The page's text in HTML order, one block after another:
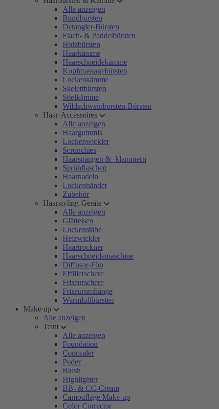
Alle anzeigen
Rundbürsten
Detangler-Bürsten
Flach- & Paddelbürsten
Holzbürsten
Haarkämme
Haarschneidekämme
Kopfmassagebürsten
Lockenkämme
Skelettbürsten
Stielkämme
Wildschweinborsten-Bürsten
Haar-Accessoires
Alle anzeigen
Haargummis
Lockenwickler
Scrunchies
Haarspangen & -klammern
Sprühflaschen
Haarnadeln
Lockenbänder
Zubehör
Haarstyling-Geräte
Alle anzeigen
Glätteisen
Lockenstäbe
Heizwickler
Haartrockner
Haarschneidemaschine
Diffusor-Fön
Effilierschere
Friseurschere
Friseurumhänge
Warmluftbürsten
Make-up
Alle anzeigen
Teint
Alle anzeigen
Foundation
Concealer
Puder
Blush
Highlighter
BB- & CC-Cream
Camouflage Make-up
Color Corrector